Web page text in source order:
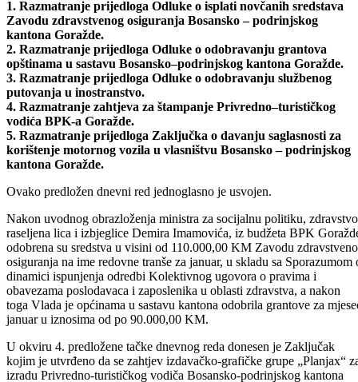
Za sjednicu je predložen slijedeći
Dnevni red
1. Razmatranje prijedloga Odluke o isplati novčanih sredstava
Zavodu zdravstvenog osiguranja Bosansko – podrinjskog
kantona Goražde.
2. Razmatranje prijedloga Odluke o odobravanju grantova
opštinama u sastavu Bosansko–podrinjskog kantona Goražde.
3. Razmatranje prijedloga Odluke o odobravanju službenog
putovanja u inostranstvo.
4. Razmatranje zahtjeva za štampanje Privredno–turističkog
vodića BPK-a Goražde.
korištenje motornog vozila u vlasništvu Bosansko – podrinjskog
Ovako predložen dnevni red jednoglasno je usvojen.
Nakon uvodnog obrazloženja ministra za socijalnu politiku,
raseljena lica i izbjeglice Demira Imamovića, iz budžeta BPK
odobrena su sredstva u visini od 110.000,00 KM Zavodu
osiguranja na ime redovne tranše za januar, u skladu sa Sporazumom
dinamici ispunjenja odredbi Kolektivnog ugovora o pravima i
toga Vlada je općinama u sastavu kantona odobrila grantove za
januar u iznosima od po 90.000,00 KM.